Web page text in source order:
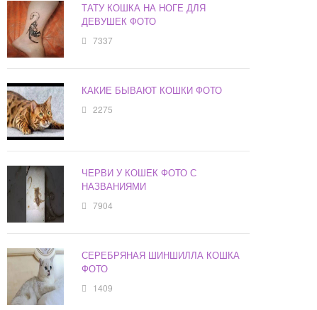
ТАТУ КОШКА НА НОГЕ ДЛЯ
ДЕВУШЕК ФОТО
7337
КАКИЕ БЫВАЮТ КОШКИ ФОТО
2275
ЧЕРВИ У КОШЕК ФОТО С
НАЗВАНИЯМИ
7904
СЕРЕБРЯНАЯ ШИНШИЛЛА КОШКА
ФОТО
1409